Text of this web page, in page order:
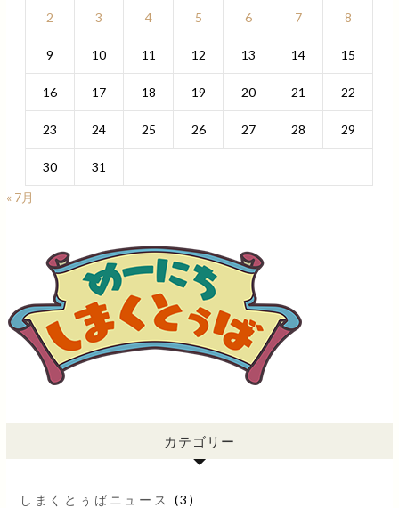
2 3 4 5 6 7 8
9 10 11 12 13 14 15
16 17 18 19 20 21 22
23 24 25 26 27 28 29
30
31
« 7月
カテゴリー
しまくとぅばニュース (3)